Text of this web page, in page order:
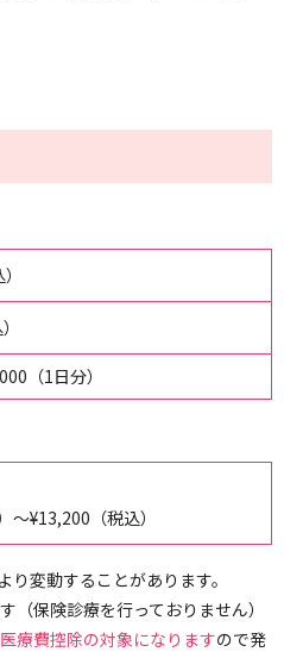
（1日分）
～¥13,200（税込）
変動することがあります。
（保険診療を行っておりません）
医療費控除の対象になりますので発